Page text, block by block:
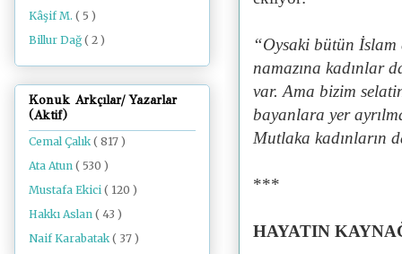
“Oysaki bütün İslam
namazına kadınlar
var. Ama bizim
bayanlara yer
Mutlaka kadınların
***
HAYATIN
Kâşif M. ( 5 )
Billur Dağ ( 2 )
Konuk Arkçılar/ Yazarlar
(Aktif)
Cemal Çalık( 817 )
Ata Atun ( 530 )
Mustafa Ekici ( 120 )
Hakkı Aslan ( 43 )
Naif Karabatak( 37 )